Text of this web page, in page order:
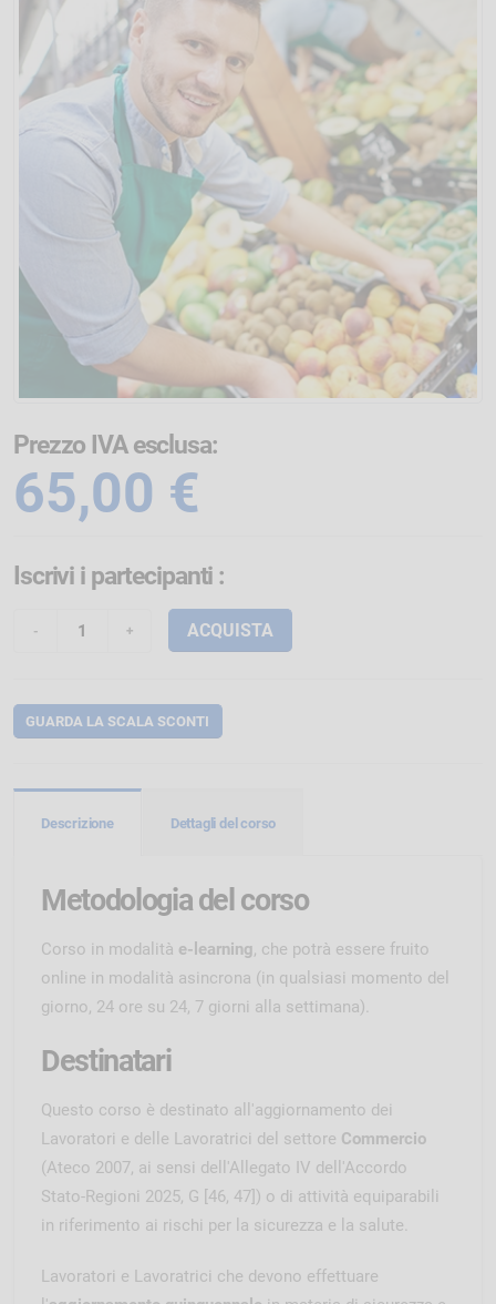
Prezzo IVA esclusa:
65,00 €
Iscrivi i partecipanti :
ACQUISTA
GUARDA LA SCALA SCONTI
Descrizione Dettagli del corso
Metodologia del corso
Corso in modalità e-learning , che potrà essere fruito
online in modalità asincrona (in qualsiasi momento del
giorno, 24 ore su 24, 7 giorni alla settimana).
Destinatari
Questo corso è destinato all'aggiornamento dei
Lavoratori e delle Lavoratrici del settore Commercio
(Ateco 2007, ai sensi dell'Allegato IV dell'Accordo
Stato-Regioni 2025, G [46, 47]) o di attività equiparabili
in riferimento ai rischi per la sicurezza e la salute.
Lavoratori e Lavoratrici che devono effettuare